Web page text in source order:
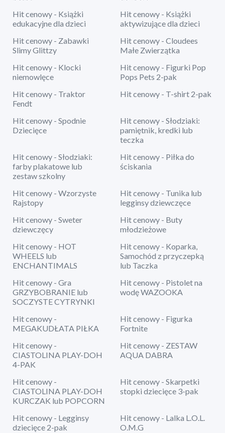
Hit cenowy - Książki
edukacyjne dla dzieci
Hit cenowy - Książki
aktywizujące dla dzieci
Hit cenowy - Zabawki
Slimy Glittzy
Hit cenowy - Cloudees
Małe Zwierzątka
Hit cenowy - Klocki
niemowlęce
Hit cenowy - Figurki Pop
Pops Pets 2-pak
Hit cenowy - Traktor
Fendt
Hit cenowy - T-shirt 2-pak
Hit cenowy - Spodnie
Dziecięce
Hit cenowy - Słodziaki:
pamiętnik, kredki lub
teczka
Hit cenowy - Słodziaki:
farby plakatowe lub
zestaw szkolny
Hit cenowy - Piłka do
ściskania
Hit cenowy - Wzorzyste
Rajstopy
Hit cenowy - Tunika lub
legginsy dziewczęce
Hit cenowy - Sweter
dziewczęcy
Hit cenowy - Buty
młodzieżowe
Hit cenowy - HOT
WHEELS lub
ENCHANTIMALS
Hit cenowy - Koparka,
Samochód z przyczepką
lub Taczka
Hit cenowy - Gra
GRZYBOBRANIE lub
SOCZYSTE CYTRYNKI
Hit cenowy - Pistolet na
wodę WAZOOKA
Hit cenowy -
MEGAKUDŁATA PIŁKA
Hit cenowy - Figurka
Fortnite
Hit cenowy -
CIASTOLINA PLAY-DOH
4-PAK
Hit cenowy - ZESTAW
AQUA DABRA
Hit cenowy -
CIASTOLINA PLAY-DOH
KURCZAK lub POPCORN
Hit cenowy - Skarpetki
stopki dziecięce 3-pak
Hit cenowy - Legginsy
dziecięce 2-pak
Hit cenowy - Lalka L.O.L.
O.M.G